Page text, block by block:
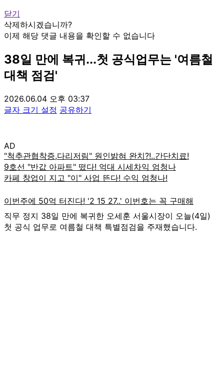
닫기
삭제하시겠습니까?
이제 해당 댓글 내용을 확인할 수 없습니다
38일 만에 복귀...첫 공식업무는 '여름철
대책 점검'
2026.06.04 오후 03:37
글자 크기 설정 공유하기
AD
직무 정지 38일 만에 복귀한 오세훈 서울시장이 오늘(4일)
첫 공식 업무로 여름철 대책 특별점검을 주재했습니다.